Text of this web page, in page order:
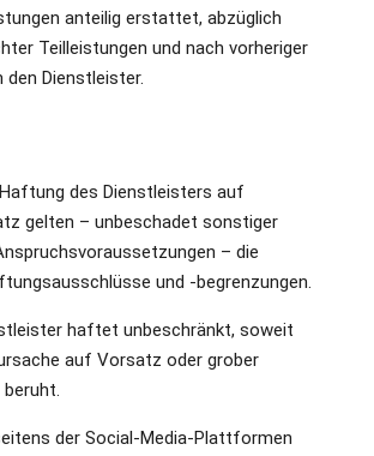
anteilig erstattet, abzüglich
Teilleistungen und nach vorheriger
den Dienstleister.
Haftung des Dienstleisters auf
gelten – unbeschadet sonstiger
– die
und -begrenzungen.
haftet unbeschränkt, soweit
auf Vorsatz oder grober
der Social-Media-Plattformen